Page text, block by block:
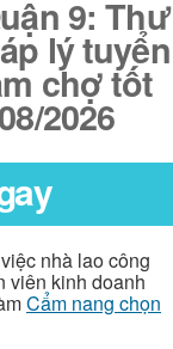
9: Thư
lý tuyển
chợ tốt
2026
nhà lao công
viên kinh doanh
Cẩm nang chọn